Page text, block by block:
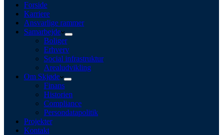
Forside
Karriere
Ansvarlige rammer
Samarbejde
Boliger
Erhverv
Social infrastruktur
Arealudvikling
Om Skjøde
Finans
Historien
Compliance
Persondatapolitik
Projekter
Kontakt